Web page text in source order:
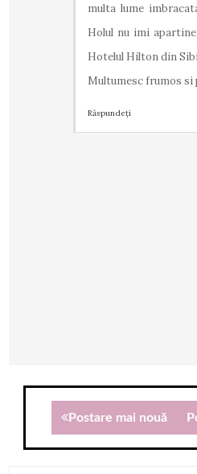
multa lume
Holul nu imi
Hotelul Hilton din
Multumesc frumos si
Răspundeți
Postare mai nouă